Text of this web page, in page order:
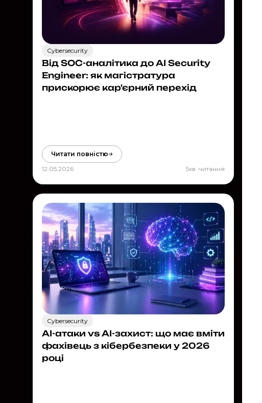
Cybersecurity
Від SOC-аналітика до AI Security
Engineer: як магістратура
прискорює кар'єрний перехід
Читати повністю
12.05.2026
5хв. читання
Cybersecurity
AI-атаки vs AI-захист: що має вміти
фахівець з кібербезпеки у 2026
році